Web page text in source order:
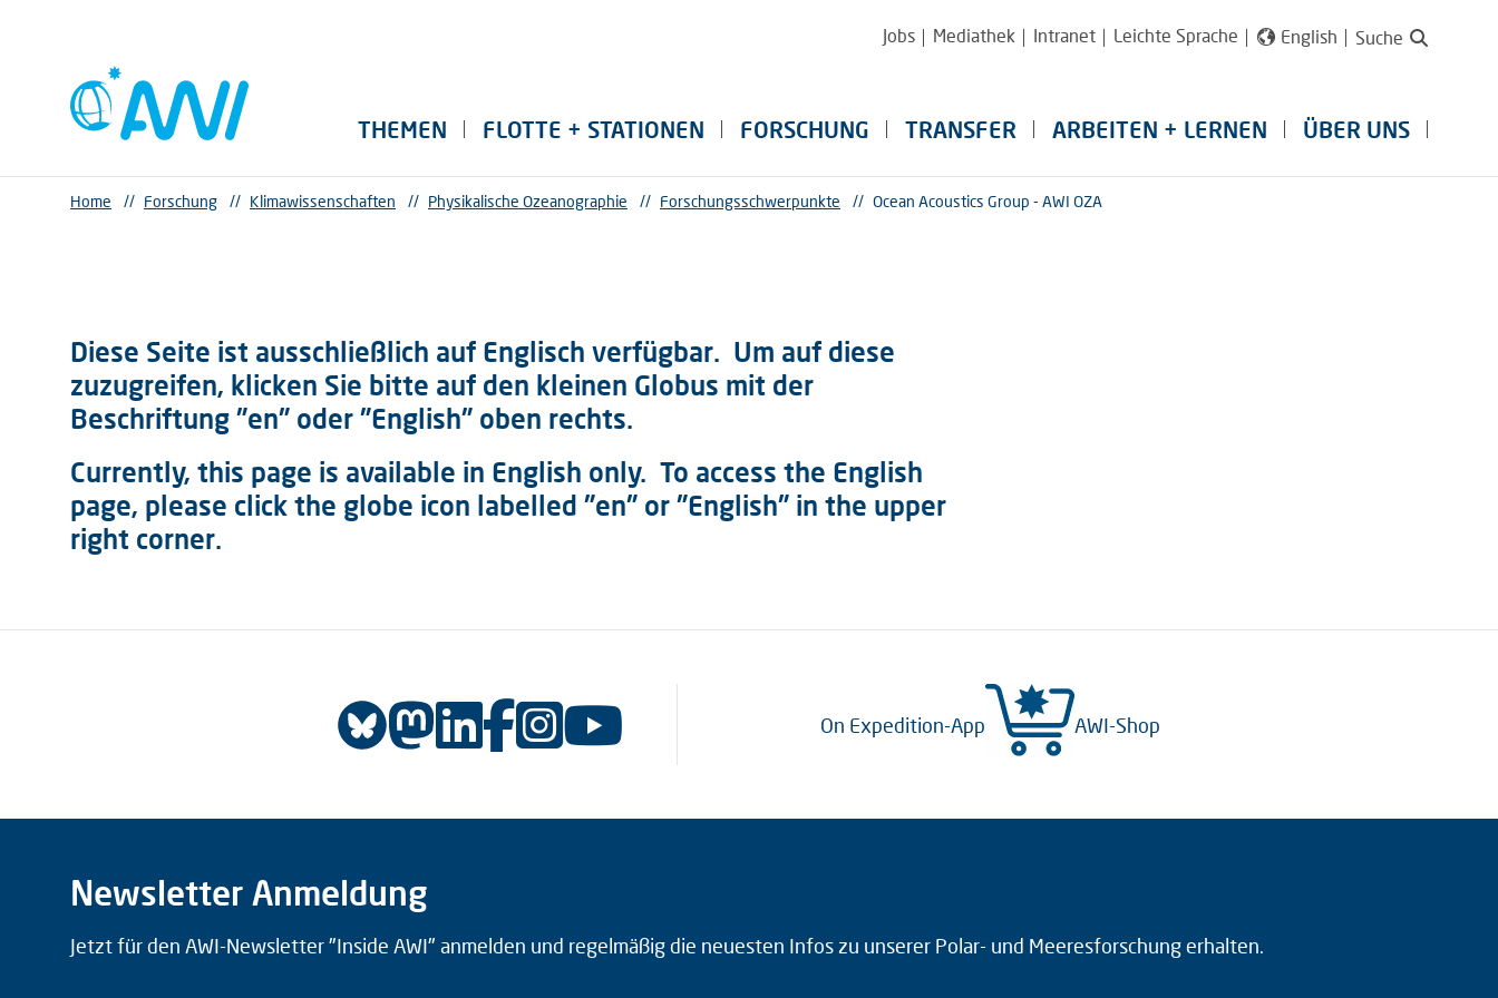
Jobs Mediathek Intranet Leichte Sprache English Suche
THEMEN FLOTTE + STATIONEN FORSCHUNG TRANSFER ARBEITEN + LERNEN ÜBER UNS
Home // Forschung // Klimawissenschaften // Physikalische Ozeanographie // Forschungsschwerpunkte // Ocean Acoustics Group - AWI OZA
Diese Seite ist ausschließlich auf Englisch verfügbar. Um auf diese
zuzugreifen, klicken Sie bitte auf den kleinen Globus mit der
Beschriftung "en" oder "English" oben rechts.
Currently, this page is available in English only. To access the English
page, please click the globe icon labelled "en" or "English" in the upper
right corner.
On Expedition-App AWI-Shop
Newsletter Anmeldung
Jetzt für den AWI-Newsletter "Inside AWI" anmelden und regelmäßig die neuesten Infos zu unserer Polar- und Meeresforschung erhalten.